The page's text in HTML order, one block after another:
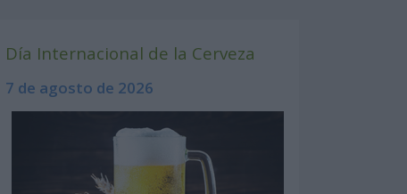
Día Internacional de la Cerveza
7 de agosto de 2026